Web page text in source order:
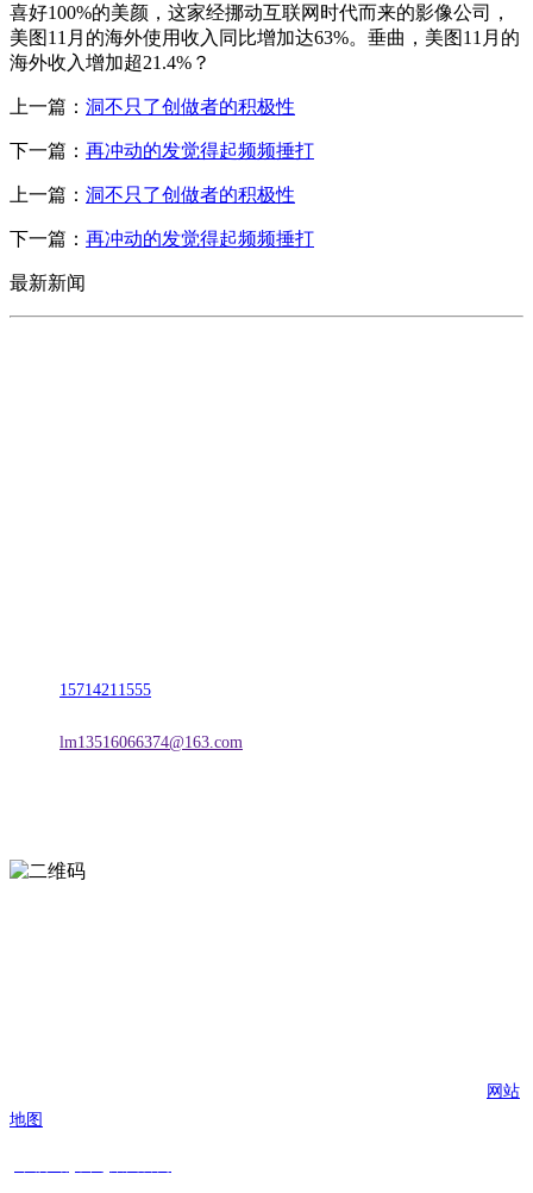
喜好100%的美颜，这家经挪动互联网时代而来的影像公司，
美图11月的海外使用收入同比增加达63%。垂曲，美图11月的
海外收入增加超21.4%？
上一篇： 洞不只了创做者的积极性
下一篇： 再冲动的发觉得起频频捶打
上一篇： 洞不只了创做者的积极性
下一篇： 再冲动的发觉得起频频捶打
最新新闻
15714211555
lm13516066374@163.com
网站
地图